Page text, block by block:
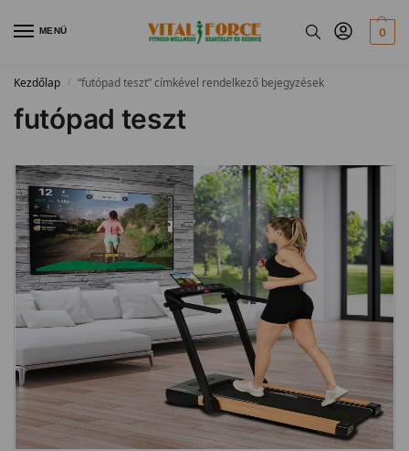
MENÜ 0
Kezdőlap / “futópad teszt” címkével rendelkező bejegyzések
futópad teszt